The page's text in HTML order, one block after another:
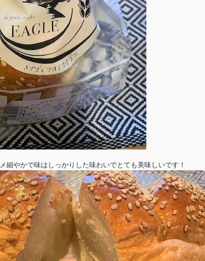
細やかで味はしっかりした味わいでとても美味しいです！